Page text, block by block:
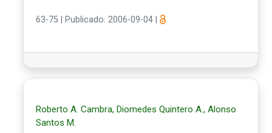
63-75 Publicado: 2006-09-04
Roberto A. Cambra, Diomedes Quintero A., Alonso
Santos M.